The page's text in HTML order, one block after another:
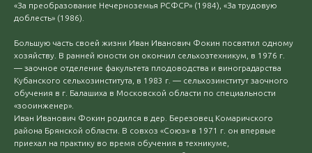
«За преобразование Нечерноземья РСФСР» (1984), «За трудовую
доблесть» (1986).
Большую часть своей жизни Иван Иванович Фокин посвятил одному
хозяйству. В ранней юности он окончил сельхозтехникум, в 1976 г.
— заочное отделение факультета плодоводства и виноградарства
Кубанского сельхозинститута, в 1983 г. — сельхозинститут заочного
обучения в г. Балашиха в Московской области по специальности
«зооинженер».
Иван Иванович Фокин родился в дер. Березовец Комаричского
района Брянской области. В совхоз «Союз» в 1971 г. он впервые
приехал на практику во время обучения в техникуме,